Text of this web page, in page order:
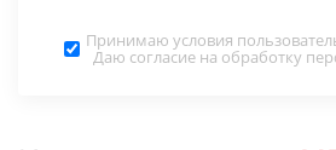
Принимаю условия
Даю согласие на обработку